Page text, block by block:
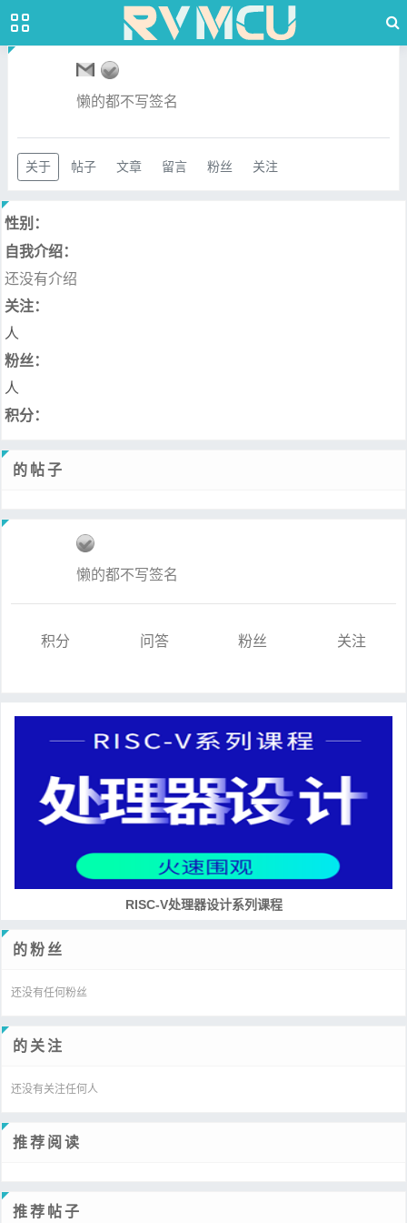
懒的都不写签名
关于 帖子 文章 留言 粉丝 关注
性别：
自我介绍：
还没有介绍
关注：
人
粉丝：
人
积分：
的帖子
懒的都不写签名
积分 问答 粉丝 关注
RISC-V处理器设计系列课程
的粉丝
还没有任何粉丝
的关注
还没有关注任何人
推荐阅读
推荐帖子